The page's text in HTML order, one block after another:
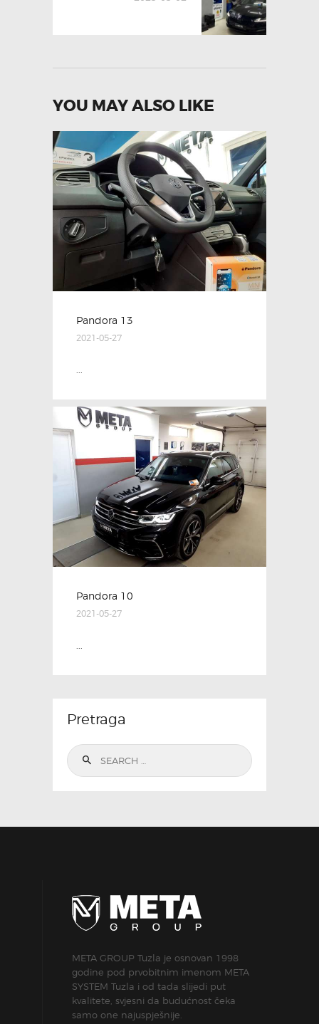
YOU MAY ALSO LIKE
Pandora 13
2021-05-27
Pandora 10
2021-05-27
Pretraga
Search
for:
META GROUP Tuzla je osnovan 1998
godine pod prvobitnim imenom META
SYSTEM Tuzla i od tada slijedi put
kvalitete, svjesni da budućnost čeka
samo one najuspješnije.